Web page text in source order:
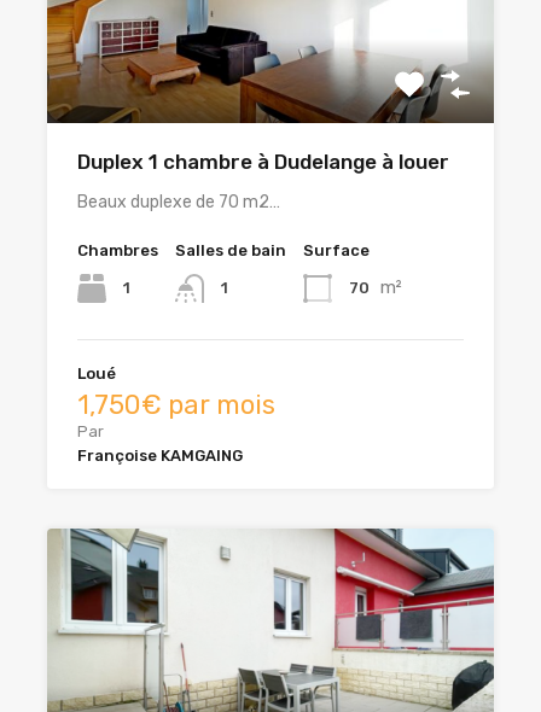
Duplex 1 chambre à Dudelange à louer
Beaux duplexe de 70 m2…
Chambres
1
Salles de bain
1
Surface
70 m²
Loué
1,750€ par mois
Par
Françoise KAMGAING